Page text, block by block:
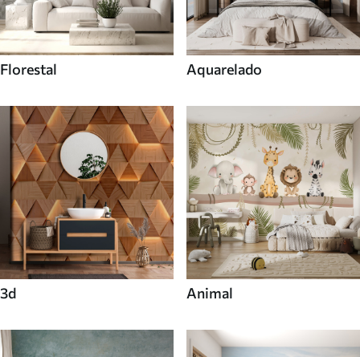
Florestal Aquarelado
3d Animal